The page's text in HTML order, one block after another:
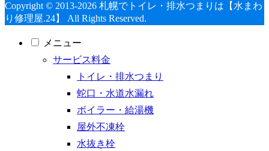
Copyright © 2013-2026 札幌でトイレ・排水つまりは【水まわ
り修理屋.24】 All Rights Reserved.
メニュー
サービス料金
トイレ・排水つまり
蛇口・水道水漏れ
ボイラー・給湯機
屋外不凍栓
水抜き栓